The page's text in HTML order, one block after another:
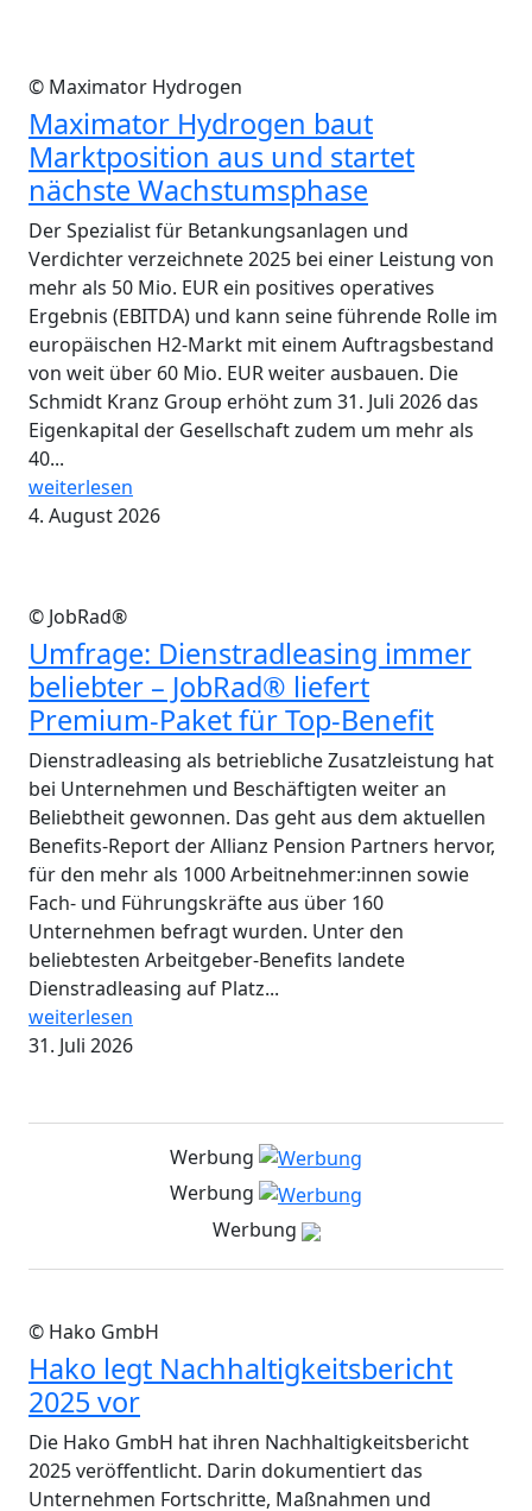
© Maximator Hydrogen
Maximator Hydrogen baut
Marktposition aus und startet
nächste Wachstumsphase
Der Spezialist für Betankungsanlagen und
Verdichter verzeichnete 2025 bei einer Leistung von
mehr als 50 Mio. EUR ein positives operatives
Ergebnis (EBITDA) und kann seine führende Rolle im
europäischen H2-Markt mit einem Auftragsbestand
von weit über 60 Mio. EUR weiter ausbauen. Die
Schmidt Kranz Group erhöht zum 31. Juli 2026 das
Eigenkapital der Gesellschaft zudem um mehr als
40...
weiterlesen
4. August 2026
© JobRad®
Umfrage: Dienstradleasing immer
beliebter – JobRad® liefert
Premium-Paket für Top-Benefit
Dienstradleasing als betriebliche Zusatzleistung hat
bei Unternehmen und Beschäftigten weiter an
Beliebtheit gewonnen. Das geht aus dem aktuellen
Benefits-Report der Allianz Pension Partners hervor,
für den mehr als 1000 Arbeitnehmer:innen sowie
Fach- und Führungskräfte aus über 160
Unternehmen befragt wurden. Unter den
beliebtesten Arbeitgeber-Benefits landete
Dienstradleasing auf Platz...
weiterlesen
31. Juli 2026
Werbung
Werbung
Werbung
© Hako GmbH
Hako legt Nachhaltigkeitsbericht
2025 vor
Die Hako GmbH hat ihren Nachhaltigkeitsbericht
2025 veröffentlicht. Darin dokumentiert das
Unternehmen Fortschritte, Maßnahmen und